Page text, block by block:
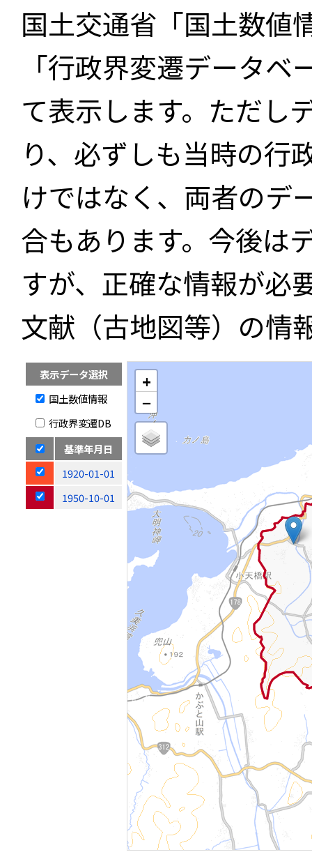
国土交通省「国土数値
「行政界変遷データ
て表示します。ただし
り、必ずしも当時の行
けではなく、両者のデ
合もあります。今後は
すが、正確な情報が必
文献（古地図等）の情
表示データ選択
国土数値情報
行政界変遷DB
基準年月日
1920-01-01
1950-10-01
+
−